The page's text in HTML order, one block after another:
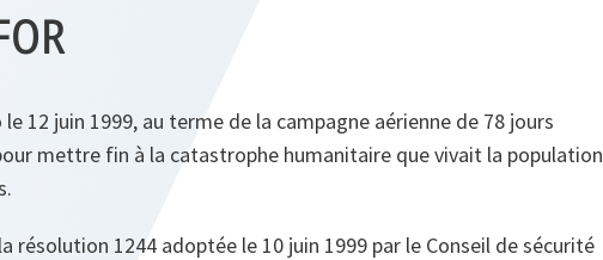
12 juin 1999, au terme de la campagne aérienne de 78 jours
mettre fin à la catastrophe humanitaire que vivait la population
résolution 1244 adoptée le 10 juin 1999 par le Conseil de sécurité